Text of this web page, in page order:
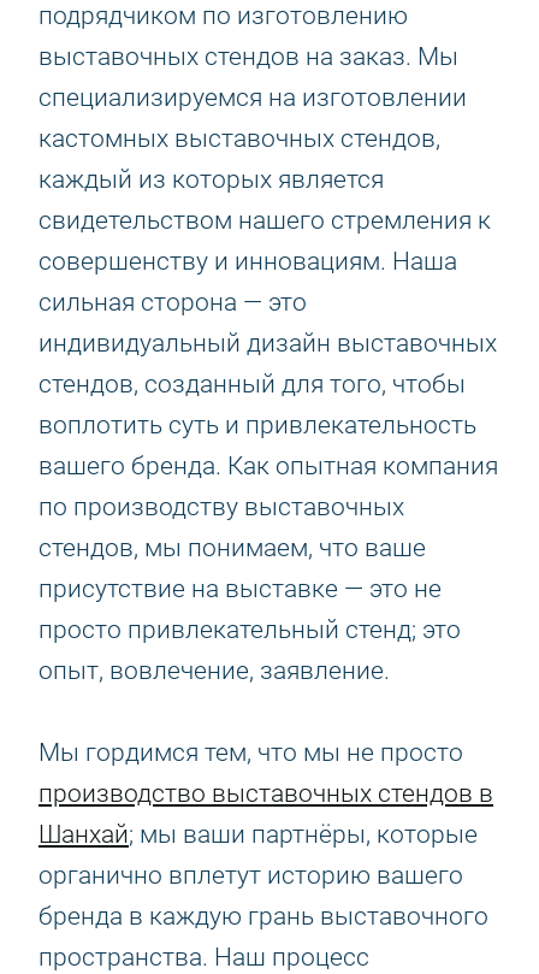
подрядчиком по изготовлению
выставочных стендов на заказ. Мы
специализируемся на изготовлении
кастомных выставочных стендов,
каждый из которых является
свидетельством нашего стремления к
совершенству и инновациям. Наша
сильная сторона — это
индивидуальный дизайн выставочных
стендов, созданный для того, чтобы
воплотить суть и привлекательность
вашего бренда. Как опытная компания
по производству выставочных
стендов, мы понимаем, что ваше
присутствие на выставке — это не
просто привлекательный стенд; это
опыт, вовлечение, заявление.
Мы гордимся тем, что мы не просто
производство выставочных стендов в
Шанхай; мы ваши партнёры, которые
органично вплетут историю вашего
бренда в каждую грань выставочного
пространства. Наш процесс